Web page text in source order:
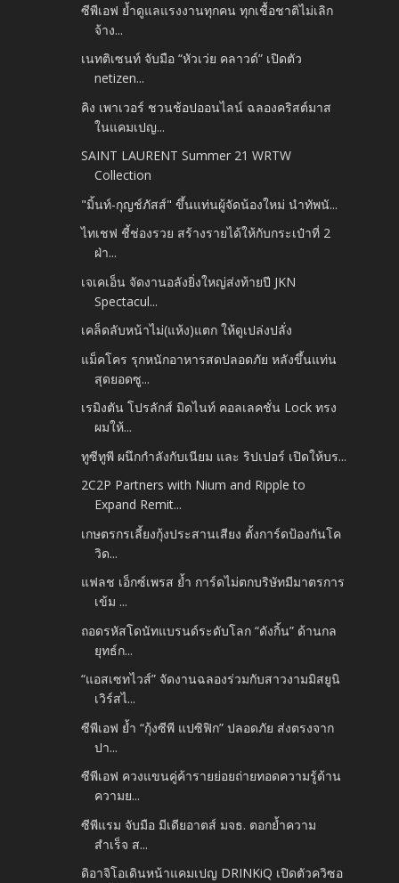
ซีพีเอฟ ย้ำดูแลแรงงานทุกคน ทุกเชื้อชาติไม่เลิก
จ้าง...
เนทติเซนท์ จับมือ “หัวเว่ย คลาวด์” เปิดตัว
netizen...
คิง เพาเวอร์ ชวนช้อปออนไลน์ ฉลองคริสต์มาส
ในแคมเปญ...
SAINT LAURENT Summer 21 WRTW
Collection
"มิ้นท์-กุญช์ภัสส์" ขึ้นแท่นผู้จัดน้องใหม่ นำทัพนั...
ไทเชฟ ชี้ช่องรวย สร้างรายได้ให้กับกระเป๋าที่ 2
ฝ่า...
เจเคเอ็น จัดงานอลังยิ่งใหญ่ส่งท้ายปี JKN
Spectacul...
เคล็ดลับหน้าไม่(แห้ง)แตก ให้ดูเปล่งปลั่ง
แม็คโคร รุกหนักอาหารสดปลอดภัย หลังขึ้นแท่น
สุดยอดซู...
เรมิงตัน โปรลักส์ มิดไนท์ คอลเลคชั่น Lock ทรง
ผมให้...
ทูซีทูพี ผนึกกำลังกับเนียม และ ริปเปอร์ เปิดให้บร...
2C2P Partners with Nium and Ripple to
Expand Remit...
เกษตรกรเลี้ยงกุ้งประสานเสียง ตั้งการ์ดป้องกันโค
วิด...
แฟลช เอ็กซ์เพรส ย้ำ การ์ดไม่ตกบริษัทมีมาตรการ
เข้ม ...
ถอดรหัสโดนัทแบรนด์ระดับโลก “ดังกิ้น” ด้านกล
ยุทธ์ก...
“แอสเซทไวส์” จัดงานฉลองร่วมกับสาวงามมิสยูนิ
เวิร์สไ...
ซีพีเอฟ ย้ำ “กุ้งซีพี แปซิฟิก” ปลอดภัย ส่งตรงจาก
ปา...
ซีพีเอฟ ควงแขนคู่ค้ารายย่อยถ่ายทอดความรู้ด้าน
ความย...
ซีพีแรม จับมือ มีเดียอาตส์ มจธ. ตอกย้ำความ
สำเร็จ ส...
ดิอาจิโอเดินหน้าแคมเปญ DRINKiQ เปิดตัวควิซอ